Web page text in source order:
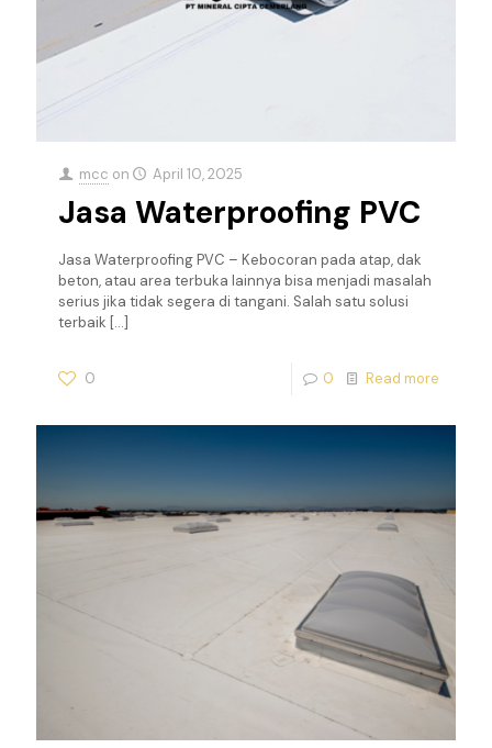
mcc on April 10, 2025
Jasa Waterproofing PVC
Jasa Waterproofing PVC – Kebocoran pada atap, dak
beton, atau area terbuka lainnya bisa menjadi masalah
serius jika tidak segera di tangani. Salah satu solusi
terbaik […]
0 0 Read more